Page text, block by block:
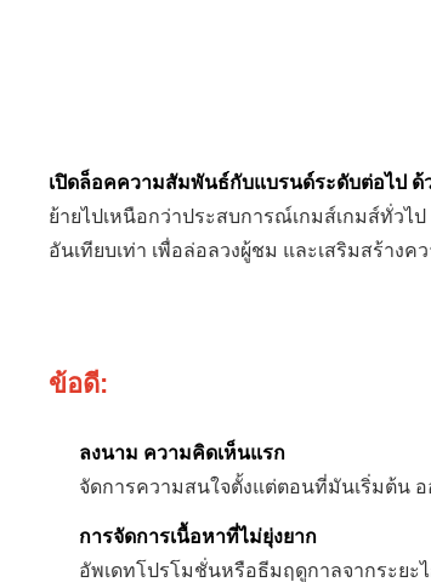
เปิดล็อคความสัมพันธ์กับแบรนด์ระดับต่อไป ด้
ย้ายไปเหนือกว่าประสบการณ์เกมส์เกมส์ทั่ว
อันเทียบเท่า เพื่อล่อลวงผู้ชม และเสริมสร้าง
ข้อดี:
ลงนาม ความคิดเห็นแรก
จัดการความสนใจตั้งแต่ตอนที่มันเริ่มต้น
การจัดการเนื้อหาที่ไม่ยุ่งยาก
อัพเดทโปรโมชั่นหรือธีมฤดูกาลจากระย